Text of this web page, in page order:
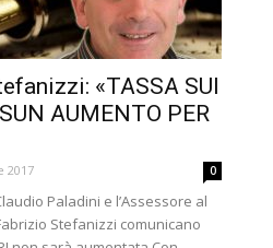
«TASSA SUI
AUMENTO PER
2017 0
Paladini e l’Assessore al
Stefanizzi comunicano